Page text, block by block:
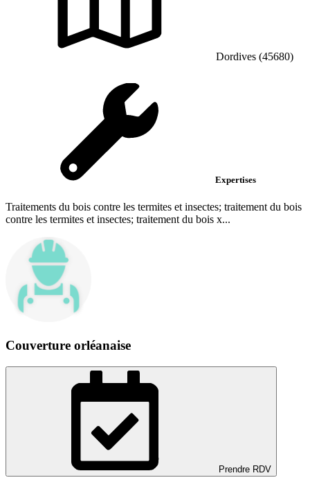
Dordives (45680)
Expertises
Traitements du bois contre les termites et insectes; traitement du bois
contre les termites et insectes; traitement du bois x...
Couverture orléanaise
Prendre RDV